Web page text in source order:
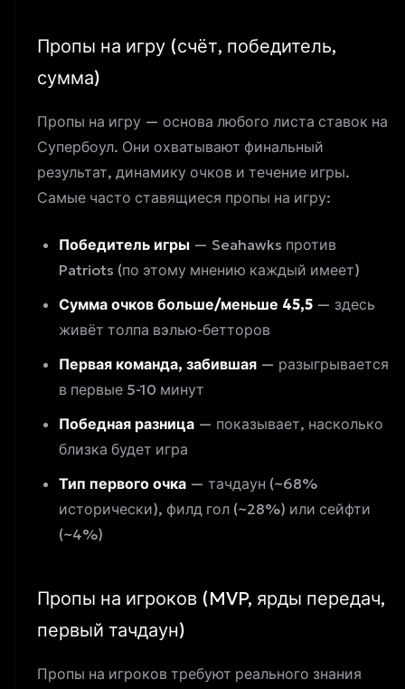
Пропы на игру (счёт, победитель,
сумма)
Пропы на игру — основа любого листа ставок на
Супербоул. Они охватывают финальный
результат, динамику очков и течение игры.
Самые часто ставящиеся пропы на игру:
Победитель игры — Seahawks против
Patriots (по этому мнению каждый имеет)
Сумма очков больше/меньше 45,5 — здесь
живёт толпа вэлью-бетторов
Первая команда, забившая — разыгрывается
в первые 5-10 минут
Победная разница — показывает, насколько
близка будет игра
Тип первого очка — тачдаун (~68%
исторически), филд гол (~28%) или сейфти
(~4%)
Пропы на игроков (MVP, ярды передач,
первый тачдаун)
Пропы на игроков требуют реального знания